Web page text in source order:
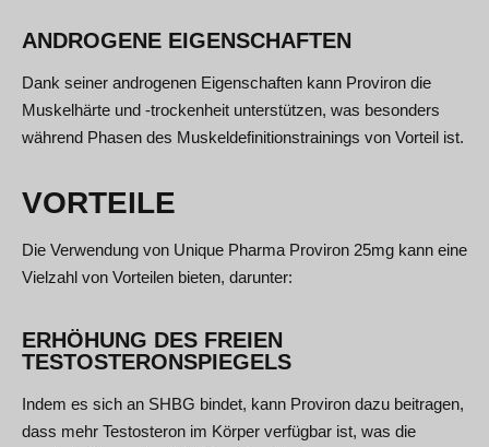
ANDROGENE EIGENSCHAFTEN
Dank seiner androgenen Eigenschaften kann Proviron die
Muskelhärte und -trockenheit unterstützen, was besonders
während Phasen des Muskeldefinitionstrainings von Vorteil ist.
VORTEILE
Die Verwendung von Unique Pharma Proviron 25mg kann eine
Vielzahl von Vorteilen bieten, darunter:
ERHÖHUNG DES FREIEN
TESTOSTERONSPIEGELS
Indem es sich an SHBG bindet, kann Proviron dazu beitragen,
dass mehr Testosteron im Körper verfügbar ist, was die